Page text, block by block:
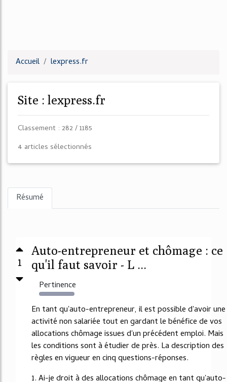
Accueil lexpress.fr
Site : lexpress.fr
Classement : 282 / 1185
4 articles sélectionnés
Résumé
1
Auto-entrepreneur et chômage : ce
qu'il faut savoir - L ...
Pertinence
7503%
En tant qu'auto-entrepreneur, il est possible d'avoir une
activité non salariée tout en gardant le bénéfice de vos
allocations chômage issues d'un précédent emploi. Mais
les conditions sont à étudier de près. La description des
règles en vigueur en cinq questions-réponses.
1. Ai-je droit à des allocations chômage en tant qu'auto-